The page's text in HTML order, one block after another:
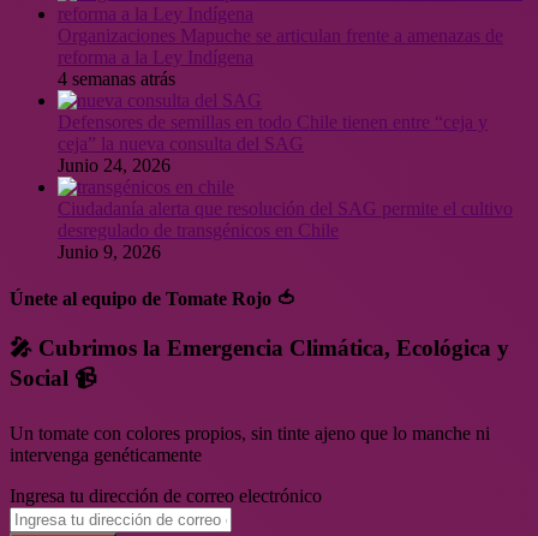
Organizaciones Mapuche se articulan frente a amenazas de
reforma a la Ley Indígena
4 semanas atrás
Defensores de semillas en todo Chile tienen entre “ceja y
ceja” la nueva consulta del SAG
Junio 24, 2026
Ciudadanía alerta que resolución del SAG permite el cultivo
desregulado de transgénicos en Chile
Junio 9, 2026
Únete al equipo de Tomate Rojo 🍅
🎤 Cubrimos la Emergencia Climática, Ecológica y
Social 📹
Un tomate con colores propios, sin tinte ajeno que lo manche ni
intervenga genéticamente
Ingresa tu dirección de correo electrónico